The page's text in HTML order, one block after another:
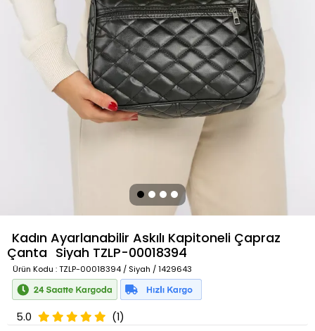
Kadın Ayarlanabilir Askılı Kapitoneli Çapraz
Çanta Siyah TZLP-00018394
Ürün Kodu : TZLP-00018394 / Siyah / 1429643
5.0 (1)